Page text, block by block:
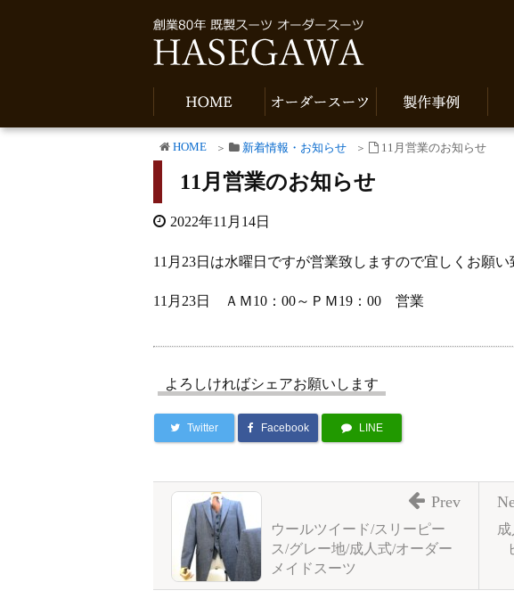
HOME 新着情報・お知らせ 11月営業のお知らせ
11月営業のお知らせ
2022年11月14日
11月23日は水曜日ですが営業致しますので宜しくお願い
11月23日 ＡＭ10：00～ＰＭ19：00 営業
よろしければシェアお願いします
Twitter Facebook LINE
ウールツイード/スリーピー
ス/グレー地/成人式/オーダー
メイドスーツ
Prev